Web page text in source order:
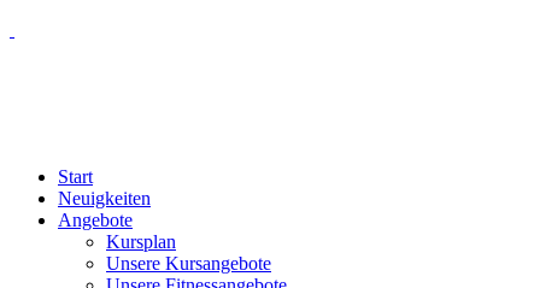
Start
Neuigkeiten
Angebote
Kursplan
Unsere Kursangebote